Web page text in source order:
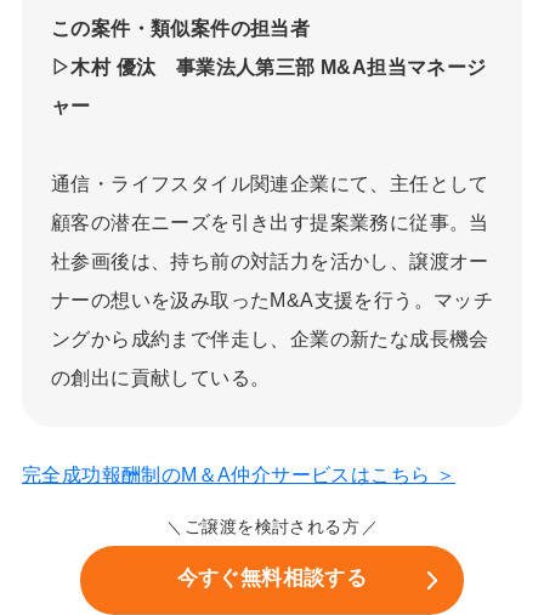
この案件・類似案件の担当者
▷木村 優汰 事業法人第三部 M&A担当マネージ
ャー
通信・ライフスタイル関連企業にて、主任として
顧客の潜在ニーズを引き出す提案業務に従事。当
社参画後は、持ち前の対話力を活かし、譲渡オー
ナーの想いを汲み取ったM&A支援を行う。マッチ
ングから成約まで伴走し、企業の新たな成長機会
の創出に貢献している。
完全成功報酬制のM＆A仲介サービスはこちら ＞
ご譲渡を検討される方
今すぐ無料相談する